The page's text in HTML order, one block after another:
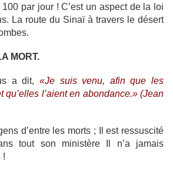
par jour ! C’est un aspect de la loi
La route du Sinaï à travers le désert
MORT.
a dit, «Je suis venu, afin que les
qu’elles l’aient en abondance.» (Jean
d’entre les morts ; Il est ressuscité
tout son ministère Il n’a jamais
!